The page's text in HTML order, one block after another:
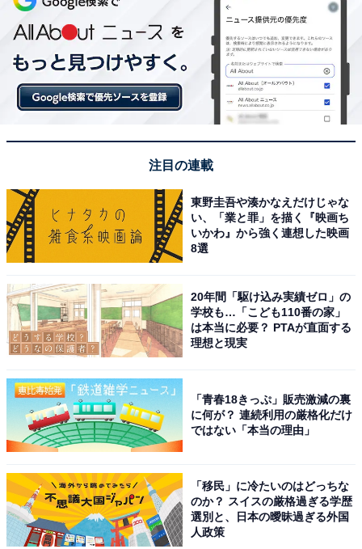
注目の連載
東野圭吾や湊かなえだけじゃな
い、「業と罪」を描く『映画ち
いかわ』から強く連想した映画
8選
20年間「駆け込み実績ゼロ」の
学校も…「こども110番の家」
は本当に必要？ PTAが直面する
理想と現実
「青春18きっぷ」販売激減の裏
に何が？ 連続利用の厳格化だけ
ではない「本当の理由」
「移民」に冷たいのはどっちな
のか？ スイスの厳格過ぎる学歴
選別と、日本の曖昧過ぎる外国
人政策